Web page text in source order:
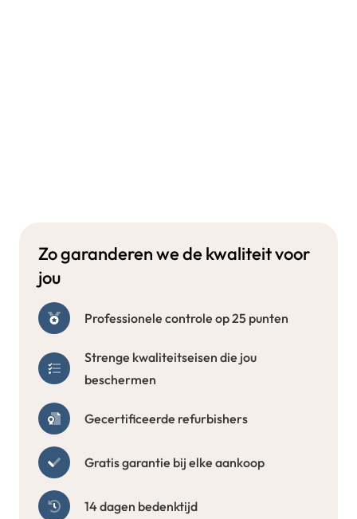
Zo garanderen we de kwaliteit voor
jou
Professionele controle op 25 punten
Strenge kwaliteitseisen die jou
beschermen
Gecertificeerde refurbishers
Gratis garantie bij elke aankoop
14 dagen bedenktijd